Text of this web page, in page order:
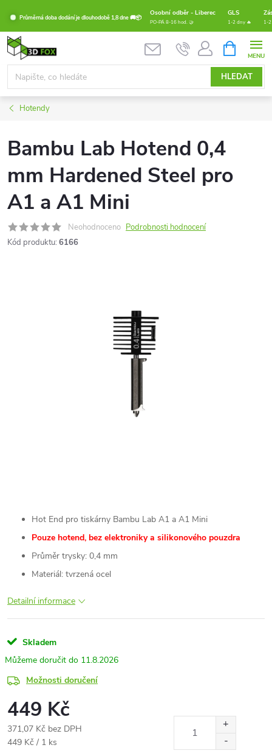
obsah
Průměrná doba dodání je dlouhodobě 1,8 dne 🚚📦
Osobní odběr - Liberec GLS
PO-PÁ 8-16 hod. 🤝 1-2 dny 🔥 1-
HLEDAT
NÁKUPNÍ
KOŠÍK
Hotendy
Bambu Lab Hotend 0,4
mm Hardened Steel pro
A1 a A1 Mini
Neohodnoceno Podrobnosti hodnocení
Kód produktu: 6166
Hot End pro tiskárny Bambu Lab A1 a A1 Mini
Pouze hotend, bez elektroniky a silikonového pouzdra
Průměr trysky: 0,4 mm
Materiál: tvrzená ocel
Detailní informace
Skladem
11.8.2026
Možnosti doručení
449 Kč
371,07 Kč bez DPH
Měrná
449 Kč / 1 ks